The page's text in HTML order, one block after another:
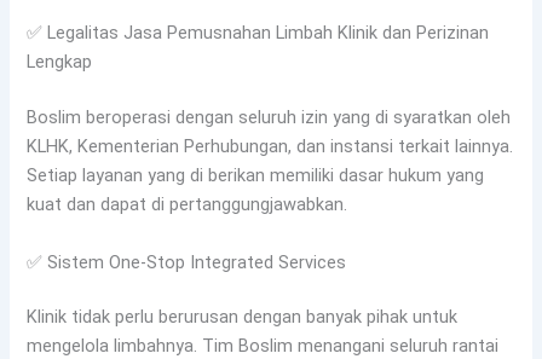
✅ Legalitas Jasa Pemusnahan Limbah Klinik dan Perizinan
Lengkap
Boslim beroperasi dengan seluruh izin yang di syaratkan oleh
KLHK, Kementerian Perhubungan, dan instansi terkait lainnya.
Setiap layanan yang di berikan memiliki dasar hukum yang
kuat dan dapat di pertanggungjawabkan.
✅ Sistem One-Stop Integrated Services
Klinik tidak perlu berurusan dengan banyak pihak untuk
mengelola limbahnya. Tim Boslim menangani seluruh rantai